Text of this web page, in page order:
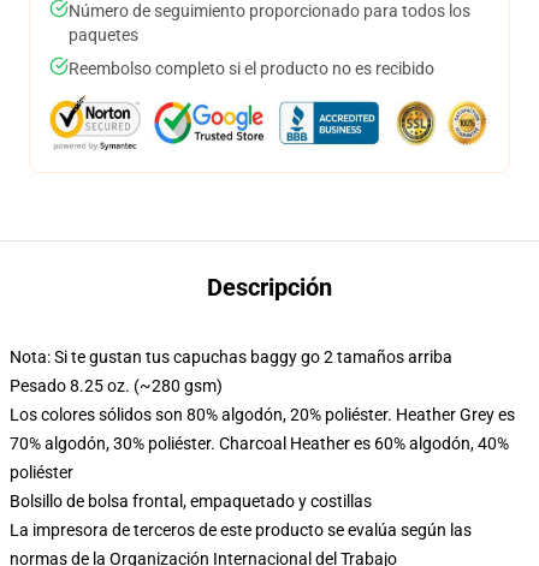
Número de seguimiento proporcionado para todos los
paquetes
Reembolso completo si el producto no es recibido
Descripción
Nota: Si te gustan tus capuchas baggy go 2 tamaños arriba
Pesado 8.25 oz. (~280 gsm)
Los colores sólidos son 80% algodón, 20% poliéster. Heather Grey es
70% algodón, 30% poliéster. Charcoal Heather es 60% algodón, 40%
poliéster
Bolsillo de bolsa frontal, empaquetado y costillas
La impresora de terceros de este producto se evalúa según las
normas de la Organización Internacional del Trabajo